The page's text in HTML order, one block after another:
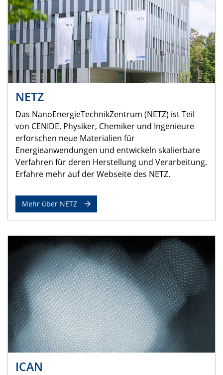
NETZ
Das NanoEnergieTechnikZentrum (NETZ) ist Teil
von CENIDE. Physiker, Chemiker und Ingenieure
erforschen neue Materialien für
Energieanwendungen und entwickeln skalierbare
Verfahren für deren Herstellung und Verarbeitung.
Erfahre mehr auf der Webseite des NETZ.
Mehr über NETZ
ICAN